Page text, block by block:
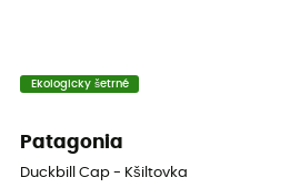
Ekologicky šetrné
Patagonia
Duckbill Cap - Kšiltovka